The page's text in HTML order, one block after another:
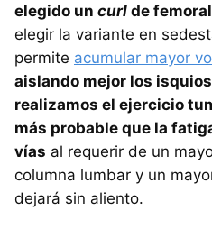
elegido un curl de
elegir la variante en
permite acumular mayor
aislando mejor los
realizamos el ejercicio
más probable que la
vías al requerir de un
columna lumbar y un
dejará sin aliento.